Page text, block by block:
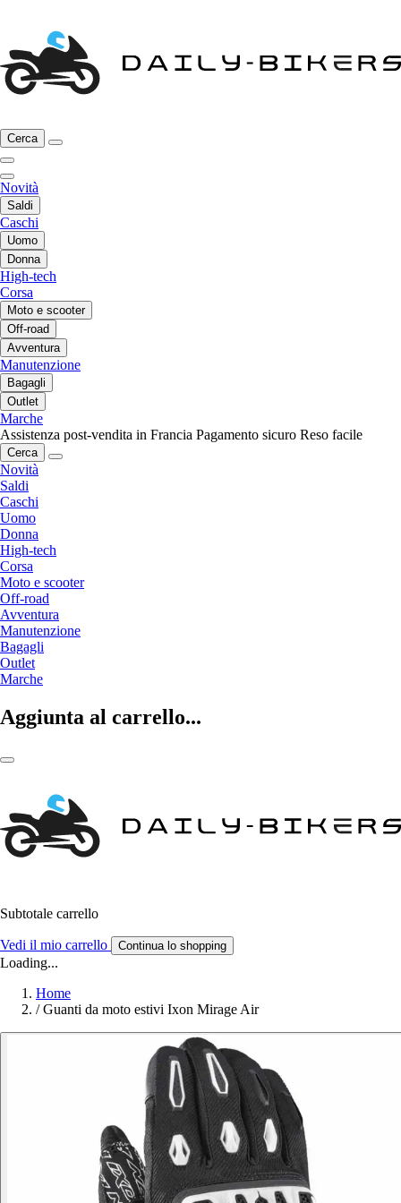
Cerca
Novità
Saldi
Caschi
Uomo
Donna
High-tech
Corsa
Moto e scooter
Off-road
Avventura
Manutenzione
Bagagli
Outlet
Marche
Assistenza post-vendita in Francia Pagamento sicuro Reso facile
Cerca
Novità
Saldi
Caschi
Uomo
Donna
High-tech
Corsa
Moto e scooter
Off-road
Avventura
Manutenzione
Bagagli
Outlet
Marche
Aggiunta al carrello...
Subtotale carrello
Vedi il mio carrello Continua lo shopping
Loading...
Home
/ Guanti da moto estivi Ixon Mirage Air